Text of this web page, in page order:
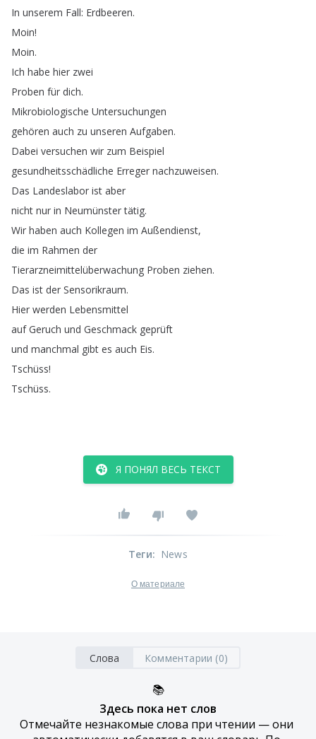
In unserem Fall: Erdbeeren.
Moin!
Moin.
Ich habe hier zwei
Proben für dich.
Mikrobiologische Untersuchungen
gehören auch zu unseren Aufgaben.
Dabei versuchen wir zum Beispiel
gesundheitsschädliche Erreger nachzuweisen.
Das Landeslabor ist aber
nicht nur in Neumünster tätig.
Wir haben auch Kollegen im Außendienst,
die im Rahmen der
Tierarzneimittelüberwachung Proben ziehen.
Das ist der Sensorikraum.
Hier werden Lebensmittel
auf Geruch und Geschmack geprüft
und manchmal gibt es auch Eis.
Tschüss!
Tschüss.
Я ПОНЯЛ ВЕСЬ ТЕКСТ
Теги: News
О материале
Слова Комментарии (0)
📚
Здесь пока нет слов
Отмечайте незнакомые слова при чтении — они